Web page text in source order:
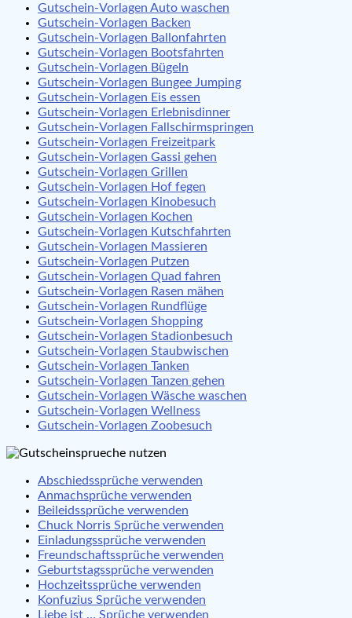
Gutschein-Vorlagen Auto waschen
Gutschein-Vorlagen Backen
Gutschein-Vorlagen Ballonfahrten
Gutschein-Vorlagen Bootsfahrten
Gutschein-Vorlagen Bügeln
Gutschein-Vorlagen Bungee Jumping
Gutschein-Vorlagen Eis essen
Gutschein-Vorlagen Erlebnisdinner
Gutschein-Vorlagen Fallschirmspringen
Gutschein-Vorlagen Freizeitpark
Gutschein-Vorlagen Gassi gehen
Gutschein-Vorlagen Grillen
Gutschein-Vorlagen Hof fegen
Gutschein-Vorlagen Kinobesuch
Gutschein-Vorlagen Kochen
Gutschein-Vorlagen Kutschfahrten
Gutschein-Vorlagen Massieren
Gutschein-Vorlagen Putzen
Gutschein-Vorlagen Quad fahren
Gutschein-Vorlagen Rasen mähen
Gutschein-Vorlagen Rundflüge
Gutschein-Vorlagen Shopping
Gutschein-Vorlagen Stadionbesuch
Gutschein-Vorlagen Staubwischen
Gutschein-Vorlagen Tanken
Gutschein-Vorlagen Tanzen gehen
Gutschein-Vorlagen Wäsche waschen
Gutschein-Vorlagen Wellness
Gutschein-Vorlagen Zoobesuch
Abschiedssprüche verwenden
Anmachsprüche verwenden
Beileidssprüche verwenden
Chuck Norris Sprüche verwenden
Einladungssprüche verwenden
Freundschaftssprüche verwenden
Geburtstagssprüche verwenden
Hochzeitssprüche verwenden
Konfuzius Sprüche verwenden
Liebe ist … Sprüche verwenden